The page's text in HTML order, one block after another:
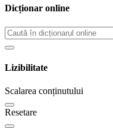
Dicționar online
Lizibilitate
Scalarea conținutului
Resetare